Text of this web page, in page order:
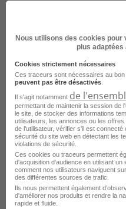
Emploi Technicien
Emploi Technicien
Emploi Technicien
Emploi Technicien
Voir toutes les
Parcourez les
métier dansle
Emploi Technicien
Nous utilisons des cookies pour
plus
Cookies strictement nécessaires
Ces traceurs sont nécessaires au
peuvent pas être désactivés
Il s'agit notamment de
permettant de maintenir la session de
le site, de stocker des informations
utilisateurs, les annonces ou les
de l'utilisateur, vérifier s'il est
sécurité du site web en détectant les
violations de sécurité.
Ces cookies ou traceurs permettent
d'acquisition d'audience en utilisant
comment nos utilisateurs naviguent
des différentes sources de trafic.
Ils nous permettent également
d'améliorer nos produits et rendre la
rapide et fluide.